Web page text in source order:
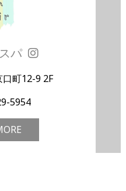
パ
町12-9 2F
5954